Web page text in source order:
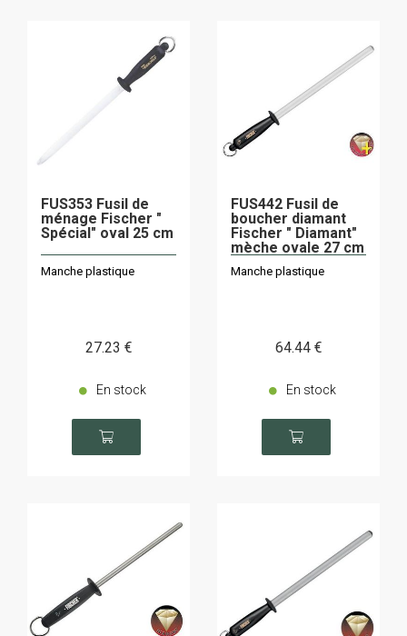
FUS353 Fusil de
ménage Fischer "
Spécial" oval 25 cm
Manche plastique
27.23 €
En stock
FUS442 Fusil de
boucher diamant
Fischer " Diamant"
mèche ovale 27 cm
Manche plastique
64.44 €
En stock